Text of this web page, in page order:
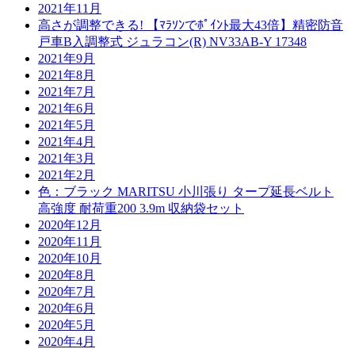
2021年11月
高さが調整できる! 【ﾏﾗｿﾝでﾎﾟｲﾝﾄ最大43倍】精密防音
戸車B入調整式 ジュラコン(R) NV33AB-Y 17348
2021年9月
2021年8月
2021年7月
2021年6月
2021年5月
2021年4月
2021年3月
2021年2月
色：ブラック MARITSU 小川張り タープ延長ベルト
高強度 耐荷重200 3.9m 収納袋セット
2020年12月
2020年11月
2020年10月
2020年8月
2020年7月
2020年6月
2020年5月
2020年4月